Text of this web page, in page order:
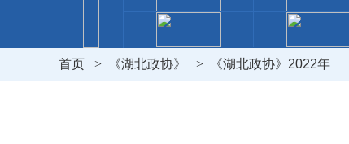
首页 > 《湖北政协》 > 《湖北政协》2022年